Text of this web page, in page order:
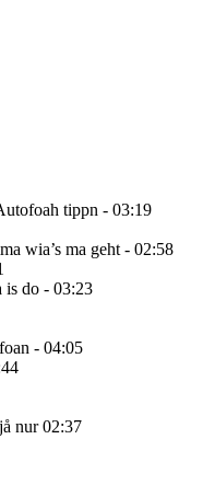
tippn - 03:19
wia’s ma geht - 02:58
is do - 03:23
- 04:05
nur 02:37